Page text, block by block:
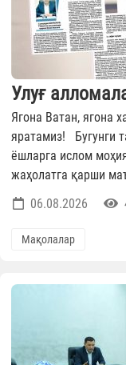
Улуғ
Ягона Ватан, ягона
яратамиз! Бугунги
ёшларга ислом
жаҳолатга қарши
06.08.2026
Мақолалар